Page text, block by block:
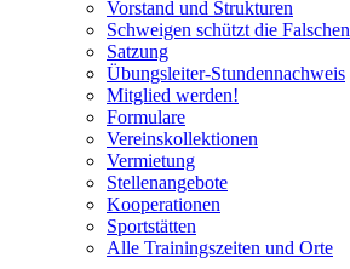
Vorstand und Strukturen
Schweigen schützt die Falschen
Satzung
Übungsleiter-Stundennachweis
Mitglied werden!
Formulare
Vereinskollektionen
Vermietung
Stellenangebote
Kooperationen
Sportstätten
Alle Trainingszeiten und Orte